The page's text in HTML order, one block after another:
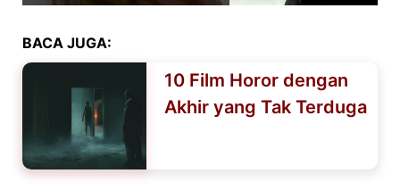
BACA JUGA:
10 Film Horor dengan
Akhir yang Tak Terduga